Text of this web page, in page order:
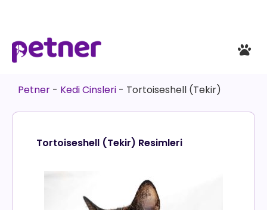
Petner - Kedi Cinsleri - Tortoiseshell (Tekir)
Tortoiseshell (Tekir) Resimleri